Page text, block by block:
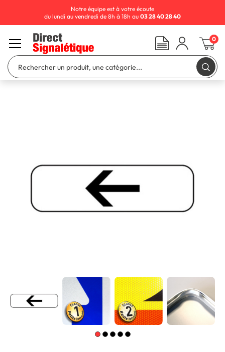
Notre équipe est à votre écoute
du lundi au vendredi de 8h à 18h au 03 28 40 28 40
0